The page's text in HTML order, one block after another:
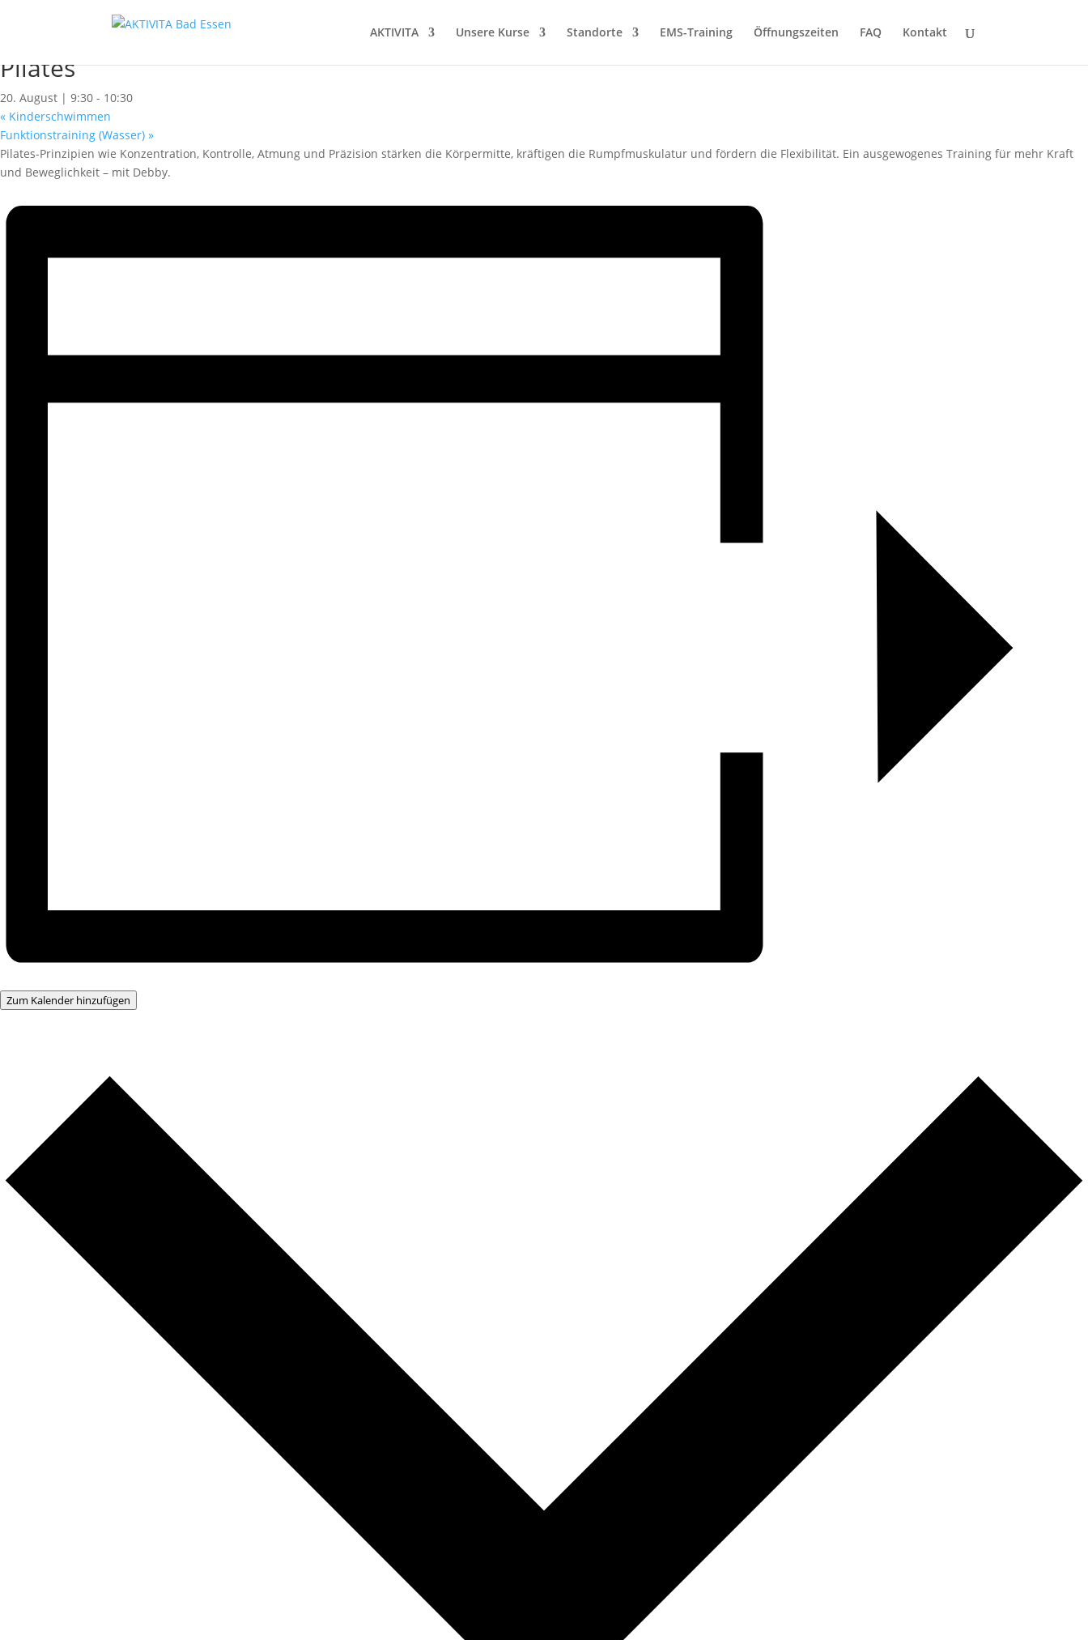
AKTIVITA Unsere Kurse Standorte EMS-Training Öffnungszeiten FAQ Kontakt
Pilates
20. August | 9:30 - 10:30
« Kinderschwimmen
Funktionstraining (Wasser) »
Pilates-Prinzipien wie Konzentration, Kontrolle, Atmung und Präzision stärken die Körpermitte, kräftigen die Rumpfmuskulatur und fördern die Flexibilität. Ein ausgewogenes Training für mehr Kraft
und Beweglichkeit – mit Debby.
Zum Kalender hinzufügen